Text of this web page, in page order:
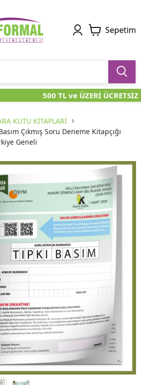
Sepetim
500 TL ve ÜZERİ ÜCRETSİZ
KUTU KİTAPLARI
Çıkmış Soru Deneme Kitapçığı
Geneli